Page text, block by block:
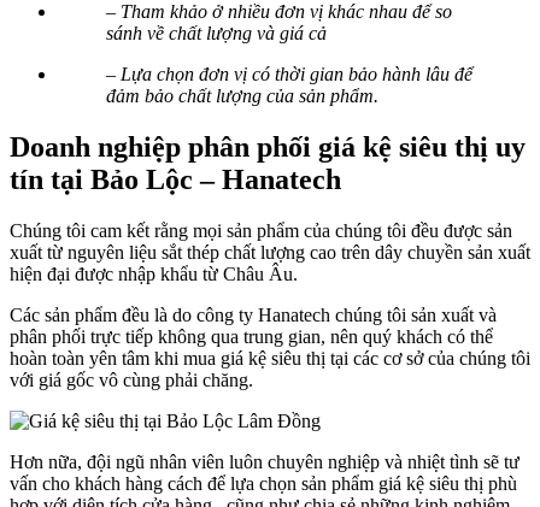
– Tham khảo ở nhiều đơn vị khác nhau để so
sánh về chất lượng và giá cả
– Lựa chọn đơn vị có thời gian bảo hành lâu để
đảm bảo chất lượng của sản phẩm.
Doanh nghiệp phân phối giá kệ siêu thị uy
tín tại Bảo Lộc – Hanatech
Chúng tôi cam kết rằng mọi sản phẩm của chúng tôi đều được sản
xuất từ nguyên liệu sắt thép chất lượng cao trên dây chuyền sản xuất
hiện đại được nhập khẩu từ Châu Âu.
Các sản phẩm đều là do công ty Hanatech chúng tôi sản xuất và
phân phối trực tiếp không qua trung gian, nên quý khách có thể
hoàn toàn yên tâm khi mua giá kệ siêu thị tại các cơ sở của chúng tôi
với giá gốc vô cùng phải chăng.
Hơn nữa, đội ngũ nhân viên luôn chuyên nghiệp và nhiệt tình sẽ tư
vấn cho khách hàng cách để lựa chọn sản phẩm giá kệ siêu thị phù